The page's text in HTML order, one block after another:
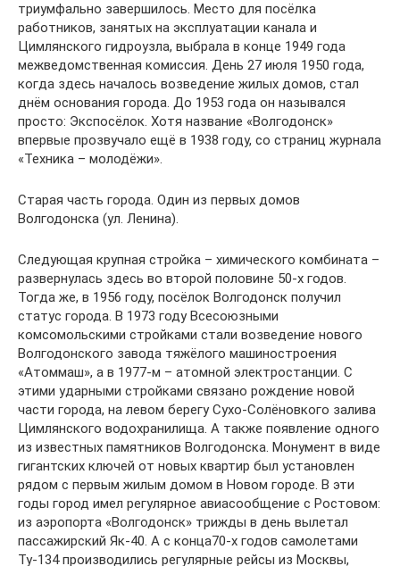
триумфально завершилось. Место для посёлка
работников, занятых на эксплуатации канала и
Цимлянского гидроузла, выбрала в конце 1949 года
межведомственная комиссия. День 27 июля 1950 года,
когда здесь началось возведение жилых домов, стал
днём основания города. До 1953 года он назывался
просто: Экспосёлок. Хотя название «Волгодонск»
впервые прозвучало ещё в 1938 году, со страниц журнала
«Техника – молодёжи».
Старая часть города. Один из первых домов
Волгодонска (ул. Ленина).
Следующая крупная стройка – химического комбината –
развернулась здесь во второй половине 50-х годов.
Тогда же, в 1956 году, посёлок Волгодонск получил
статус города. В 1973 году Всесоюзными
комсомольскими стройками стали возведение нового
Волгодонского завода тяжёлого машиностроения
«Атоммаш», а в 1977-м – атомной электростанции. С
этими ударными стройками связано рождение новой
части города, на левом берегу Сухо-Солёновкого залива
Цимлянского водохранилища. А также появление одного
из известных памятников Волгодонска. Монумент в виде
гигантских ключей от новых квартир был установлен
рядом с первым жилым домом в Новом городе. В эти
годы город имел регулярное авиасообщение с Ростовом:
из аэропорта «Волгодонск» трижды в день вылетал
пассажирский Як-40. А с конца70-х годов самолетами
Ту-134 производились регулярные рейсы из Москвы,